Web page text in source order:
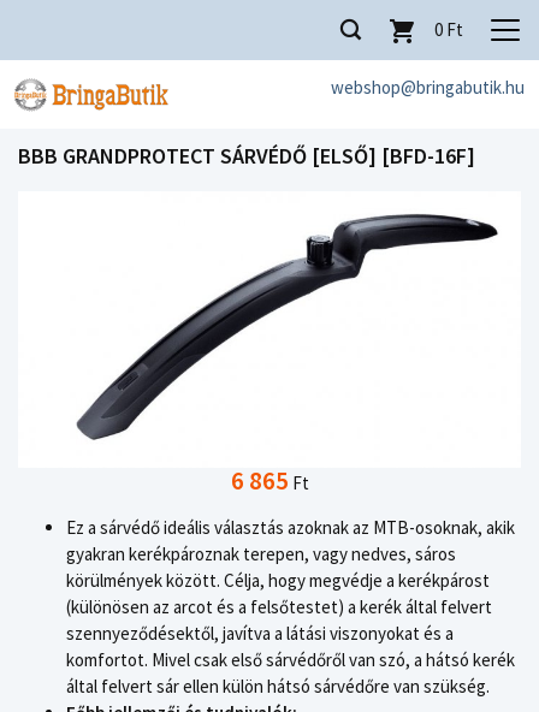
webshop@bringabutik.hu
0 Ft
BBB GRANDPROTECT SÁRVÉDŐ [ELSŐ] [BFD-16F]
6 865 Ft
Ez a sárvédő ideális választás azoknak az MTB-osoknak, akik
gyakran kerékpároznak terepen, vagy nedves, sáros
körülmények között. Célja, hogy megvédje a kerékpárost
(különösen az arcot és a felsőtestet) a kerék által felvert
szennyeződésektől, javítva a látási viszonyokat és a
komfortot. Mivel csak első sárvédőről van szó, a hátsó kerék
által felvert sár ellen külön hátsó sárvédőre van szükség.